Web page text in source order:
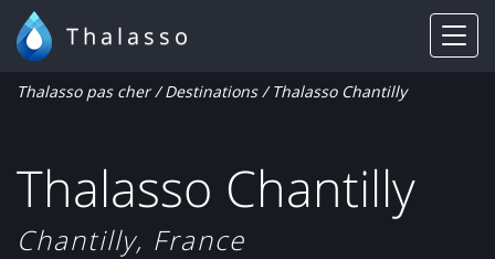
Thalasso
Thalasso Chantilly
Chantilly, France
Thalasso pas cher/Destinations/ Thalasso Chantilly